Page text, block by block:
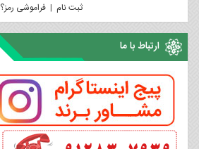
ثبت نام |فراموشی رمز؟
ارتباط با ما